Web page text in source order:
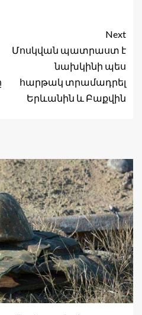
Next
Մոսկվան պատրաստ է
նախկինի պես
հարթակ տրամադրել
Երևանին և Բաքվին